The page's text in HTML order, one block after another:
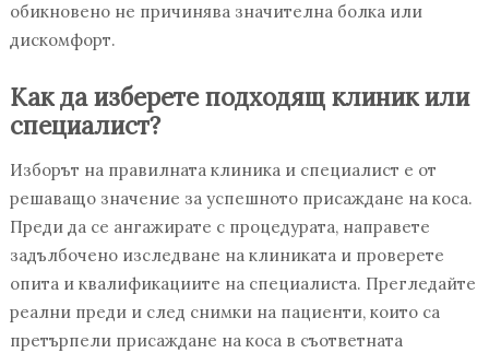
обикновено не причинява значителна болка или
дискомфорт.
Как да изберете подходящ клиник или
специалист?
Изборът на правилната клиника и специалист е от
решаващо значение за успешното присаждане на коса.
Преди да се ангажирате с процедурата, направете
задълбочено изследване на клиниката и проверете
опита и квалификациите на специалиста. Прегледайте
реални преди и след снимки на пациенти, които са
претърпели присаждане на коса в съответната